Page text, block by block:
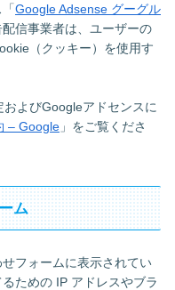
Google Adsense グーグル
信事業者は、ユーザーの
（クッキー）を使用す
よびGoogleアドセンスに
– Google 」をご覧くださ
ム
フォームに表示されてい
ための IP アドレスやブラ